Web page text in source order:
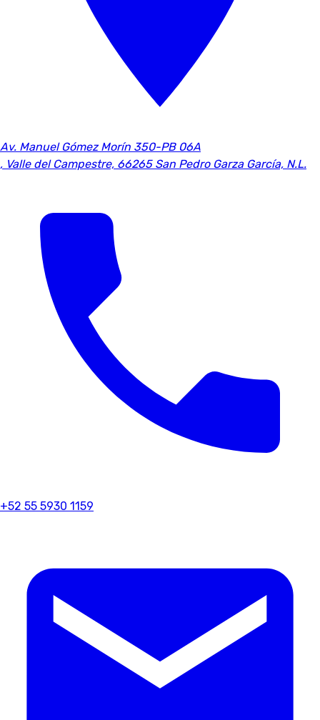
Av. Manuel Gómez Morín 350-PB 06A
, Valle del Campestre, 66265 San Pedro Garza García, N.L.
+52 55 5930 1159